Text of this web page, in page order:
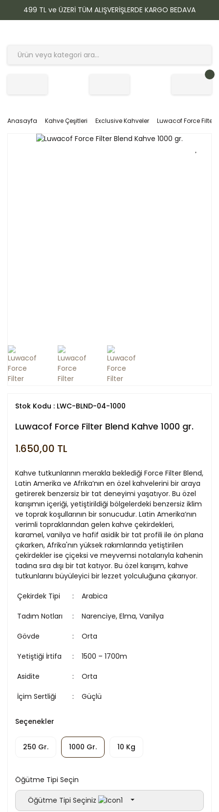
499 TL ve ÜZERİ TÜM ALIŞVERİŞLERDE KARGO BEDAVA
Anasayfa Kahve Çeşitleri Exclusive Kahveler Luwacof Force Filter
Stok Kodu : LWC-BLND-04-1000
Luwacof Force Filter Blend Kahve 1000 gr.
1.650,00 TL
Kahve tutkunlarının merakla beklediği Force Filter Blend,
Latin Amerika ve Afrika’nın en özel kahvelerini bir araya
getirerek benzersiz bir tat deneyimi yaşatıyor. Bu özel
karışımın içeriği, yetiştirildiği bölgelerdeki benzersiz iklim
ve toprak koşullarının bir sonucudur. Latin Amerika’nın
verimli topraklarından gelen kahve çekirdekleri,
karamel, vanilya ve hafif asidik bir tat profili ile ön plana
çıkarken, Afrika'nın yüksek rakımlarında yetiştirilen
çekirdekler ise çiçeksi ve meyvemsi notalarıyla kahenin
tadına sıra dışı bir tat katıyor. Bu özel karışım, kahve
tutkunlarını büyüleyici bir lezzet yolculuğuna çıkarıyor.
Çekirdek Tipi Arabica
Tadım Notları Narenciye, Elma, Vanilya
Gövde Orta
Yetiştiği İrtifa 1500 – 1700m
Asidite Orta
İçim Sertliği Güçlü
Seçenekler
250 Gr. 1000 Gr. 10 Kg
Öğütme Tipi Seçin
Öğütme Tipi Seçiniz